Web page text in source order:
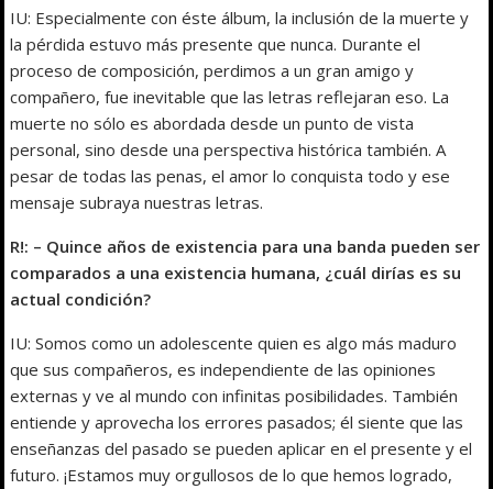
IU: Especialmente con éste álbum, la inclusión de la muerte y
la pérdida estuvo más presente que nunca. Durante el
proceso de composición, perdimos a un gran amigo y
compañero, fue inevitable que las letras reflejaran eso. La
muerte no sólo es abordada desde un punto de vista
personal, sino desde una perspectiva histórica también. A
pesar de todas las penas, el amor lo conquista todo y ese
mensaje subraya nuestras letras.
R!: – Quince años de existencia para una banda pueden ser
comparados a una existencia humana, ¿cuál dirías es su
actual condición?
IU: Somos como un adolescente quien es algo más maduro
que sus compañeros, es independiente de las opiniones
externas y ve al mundo con infinitas posibilidades. También
entiende y aprovecha los errores pasados; él siente que las
enseñanzas del pasado se pueden aplicar en el presente y el
futuro. ¡Estamos muy orgullosos de lo que hemos logrado,